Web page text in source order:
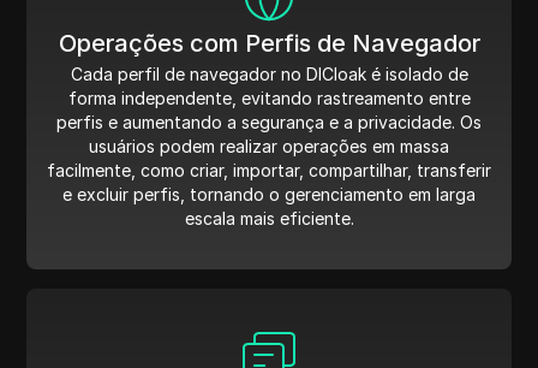
Operações com Perfis de Navegador
Cada perfil de navegador no DICloak é isolado de
forma independente, evitando rastreamento entre
perfis e aumentando a segurança e a privacidade. Os
usuários podem realizar operações em massa
facilmente, como criar, importar, compartilhar, transferir
e excluir perfis, tornando o gerenciamento em larga
escala mais eficiente.